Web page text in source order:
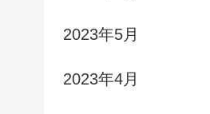
2023年5月
2023年4月